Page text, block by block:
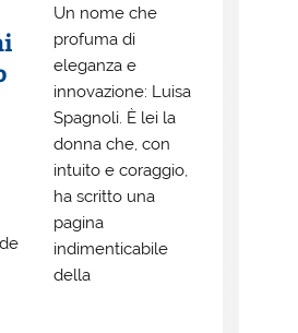
Un nome che
profuma di
eleganza e
innovazione: Luisa
Spagnoli. È lei la
donna che, con
intuito e coraggio,
ha scritto una
pagina
indimenticabile
della